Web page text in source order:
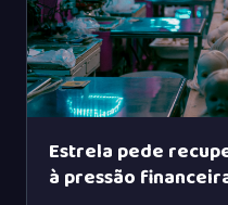
Estrela pede
à pressão